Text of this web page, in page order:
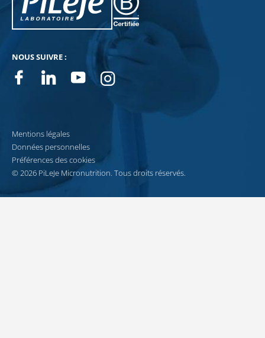
NOUS SUIVRE :
Facebook
Linkedin
YoutubeInstagram
Mentions légales
Données personnelles
Préférences des cookies
© 2026 PiLeJe Micronutrition. Tous droits réservés.
Recevez notre newsletter